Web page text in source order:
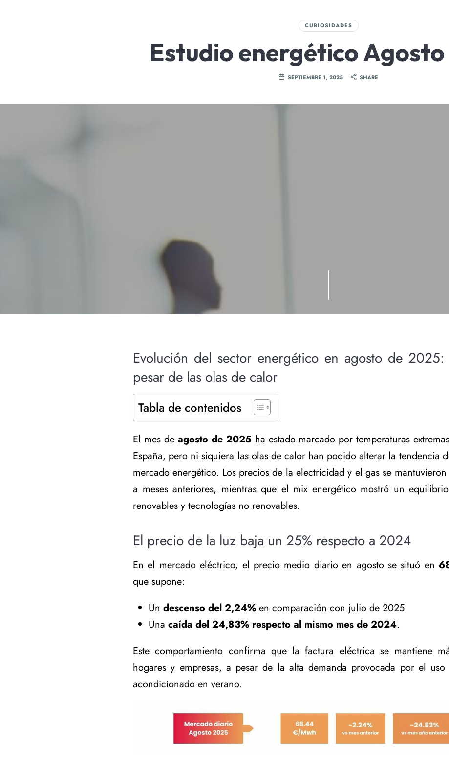
Equipo
Blog
CURIOSIDADES
Estudio energético
SEPTIEMBRE 1, 2025 SHARE
Evolución del sector energético en agosto de 2025:
pesar de las olas de calor
Tabla de contenidos
El mes de agosto de 2025 ha estado marcado por temperaturas
España, pero ni siquiera las olas de calor han podido alterar la tendencia
mercado energético. Los precios de la electricidad y el gas se
a meses anteriores, mientras que el mix energético mostró un
renovables y tecnologías no renovables.
El precio de la luz baja un 25% respecto a 2024
En el mercado eléctrico, el precio medio diario en agosto se situó en
que supone:
Un descenso del 2,24% en comparación con julio de 2025.
Una caída del 24,83% respecto al mismo mes de 2024.
Este comportamiento confirma que la factura eléctrica se mantiene
hogares y empresas, a pesar de la alta demanda provocada por el
acondicionado en verano.